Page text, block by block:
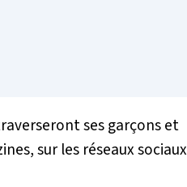
ses garçons et
sur les réseaux sociaux